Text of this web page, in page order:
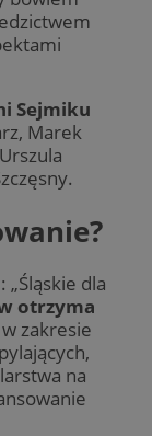
Sejmiku
Marek
dla
otrzyma
zakresie
na